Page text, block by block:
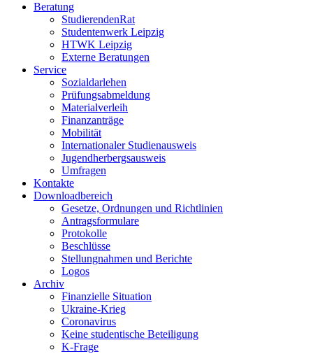
Beratung
StudierendenRat
Studentenwerk Leipzig
HTWK Leipzig
Externe Beratungen
Service
Sozialdarlehen
Prüfungsabmeldung
Materialverleih
Finanzanträge
Mobilität
Internationaler Studienausweis
Jugendherbergsausweis
Umfragen
Kontakte
Downloadbereich
Gesetze, Ordnungen und Richtlinien
Antragsformulare
Protokolle
Beschlüsse
Stellungnahmen und Berichte
Logos
Archiv
Finanzielle Situation
Ukraine-Krieg
Coronavirus
Keine studentische Beteiligung
K-Frage